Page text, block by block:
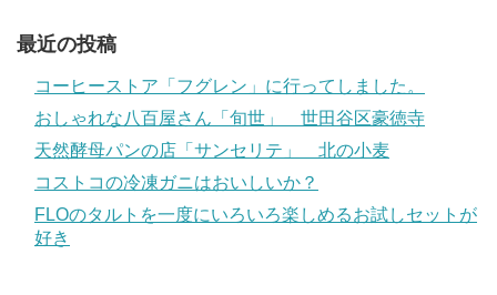
最近の投稿
コーヒーストア「フグレン」に行ってしました。
おしゃれな八百屋さん「旬世」 世田谷区豪徳寺
天然酵母パンの店「サンセリテ」 北の小麦
コストコの冷凍ガニはおいしいか？
FLOのタルトを一度にいろいろ楽しめるお試しセットが
好き